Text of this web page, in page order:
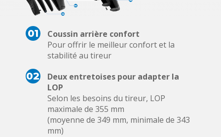
01
Coussin arrière confort
Pour offrir le meilleur confort et la
stabilité au tireur
02
Deux entretoises pour adapter la
LOP
Selon les besoins du tireur, LOP
maximale de 355 mm
(moyenne de 349 mm, minimale de 343
mm)